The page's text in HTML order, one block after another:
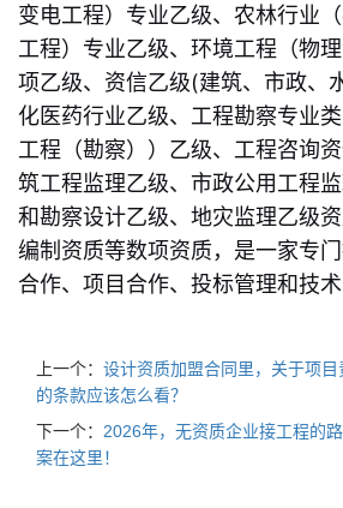
变电工程）专业乙级、农林行业
工程）专业乙级、环境工程（物
项乙级、资信乙级(建筑、市政、
化医药行业乙级、工程勘察专业
工程（勘察））乙级、工程咨询
筑工程监理乙级、市政公用工程
和勘察设计乙级、地灾监理乙级
编制资质等数项资质，是一家专
合作、项目合作、投标管理和技术
上一个： 设计资质加盟合同里，关于项
的条款应该怎么看？
下一个： 2026年，无资质企业接工程的
案在这里！